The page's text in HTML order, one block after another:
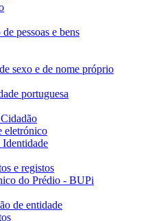
de pessoas e bens
sexo e de nome próprio
portuguesa
eletrónico
e registos
do Prédio - BUPi
de entidade